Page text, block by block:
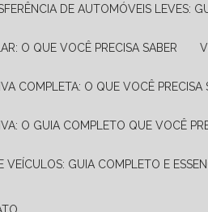
DE AUTOMÓVEIS LEVES:
O QUE VOCÊ PRECISA SABER
COMPLETA: O QUE VOCÊ PRECISA
O GUIA COMPLETO QUE VOCÊ
VEÍCULOS: GUIA COMPLETO E